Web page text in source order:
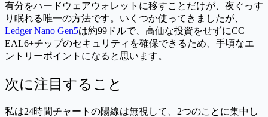
有分をハードウェアウォレットに移すことだけが、夜ぐっす
り眠れる唯一の方法です。いくつか使ってきましたが、
Ledger Nano Gen5は約99ドルで、高価な投資をせずにCC
EAL6+チップのセキュリティを確保できるため、手頃なエ
ントリーポイントになると思います。
次に注目すること
私は24時間チャートの陽線は無視して、2つのことに集中し